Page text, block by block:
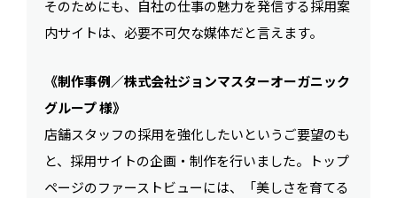
そのためにも、自社の仕事の魅力を発信する採用案
内サイトは、必要不可欠な媒体だと言えます。
《制作事例／株式会社ジョンマスターオーガニック
グループ 様》
店舗スタッフの採用を強化したいというご要望のも
と、採用サイトの企画・制作を行いました。トップ
ページのファーストビューには、「美しさを育てる